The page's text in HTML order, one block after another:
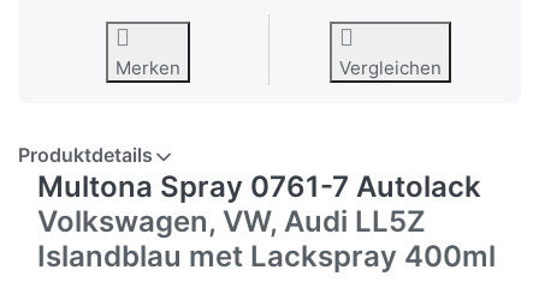
Merken Vergleichen
Produktdetails
Multona Spray 0761-7 Autolack
Volkswagen, VW, Audi LL5Z
Islandblau met Lackspray 400ml